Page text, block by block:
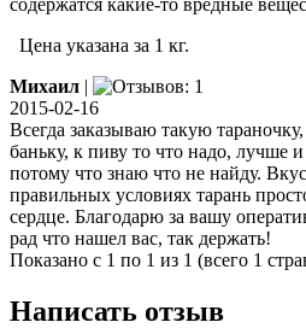
Цена указана за 1 кг.
Михаил |
2015-02-16
Всегда заказываю такую
баньку, к пиву то что надо, лучше
потому что знаю что не найду.
правильных условиях тарань
сердце. Благодарю за вашу
рад что нашел вас, так держать!
Показано с 1 по 1 из 1 (всего 1
Написать отзыв